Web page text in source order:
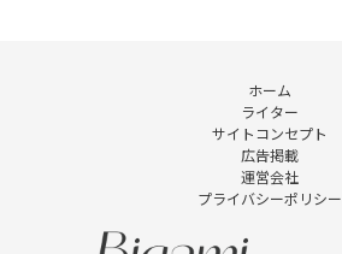
ホーム
ライター
サイトコンセプト
広告掲載
運営会社
プライバシーポリシー